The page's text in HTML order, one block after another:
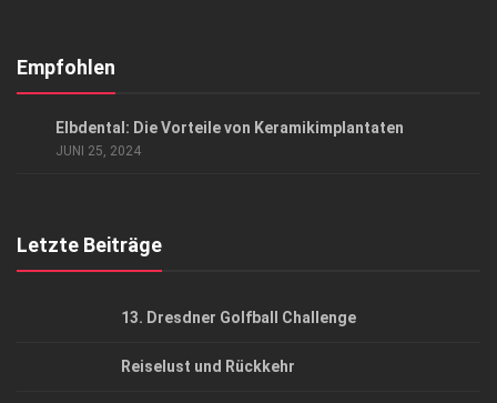
Kontakt, Impressum
Empfohlen
Elbdental: Die Vorteile von Keramikimplantaten
JUNI 25, 2024
Letzte Beiträge
13. Dresdner Golfball Challenge
Reiselust und Rückkehr